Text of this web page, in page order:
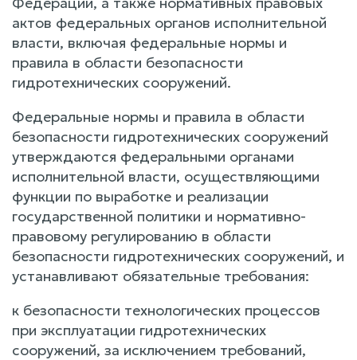
актов федеральных органов исполнительной
власти, включая федеральные нормы и
правила в области безопасности
гидротехнических сооружений.
Федеральные нормы и правила в области
безопасности гидротехнических сооружений
утверждаются федеральными органами
исполнительной власти, осуществляющими
функции по выработке и реализации
государственной политики и нормативно-
правовому регулированию в области
безопасности гидротехнических сооружений, и
устанавливают обязательные требования:
к безопасности технологических процессов
при эксплуатации гидротехнических
сооружений, за исключением требований,